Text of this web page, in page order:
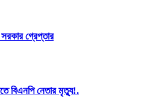
সরকার গ্রেপ্তার
বিএনপি নেতার মৃত্যু!.